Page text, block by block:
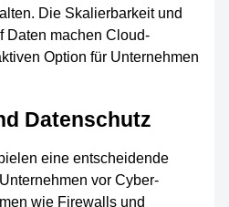
Die Skalierbarkeit und
Daten machen Cloud-
Option für Unternehmen
Datenschutz
eine entscheidende
vor Cyber-
wie Firewalls und